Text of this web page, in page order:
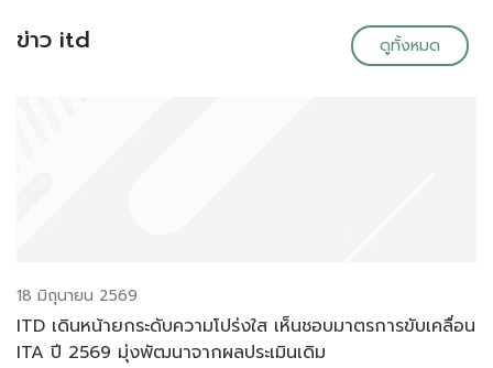
ข่าว itd ดูทั้งหมด
18 มิถุนายน 2569
ITD เดินหน้ายกระดับความโปร่งใส เห็นชอบมาตรการขับเคลื่อน
ITA ปี 2569 มุ่งพัฒนาจากผลประเมินเดิม